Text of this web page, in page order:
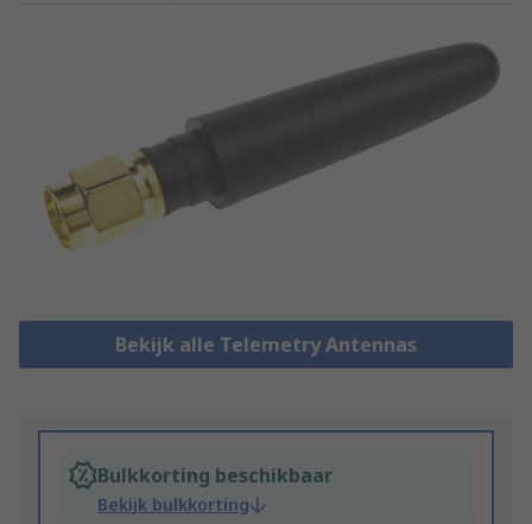
Bekijk alle Telemetry Antennas
Bulkkorting beschikbaar
Bekijk bulkkorting